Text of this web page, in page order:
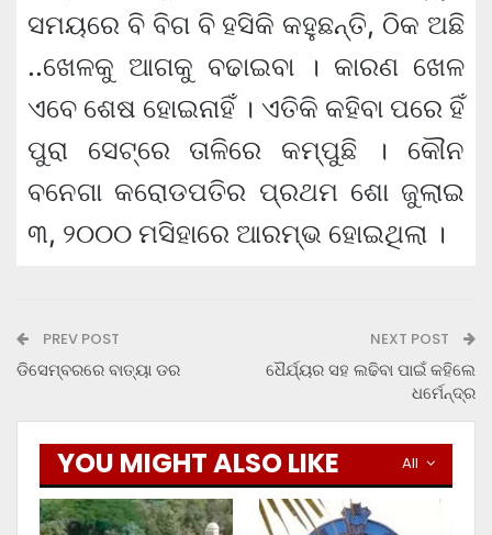
ସମୟରେ ବି ବିଗ ବି ହସିକି କହୁଛନ୍ତି, ଠିକ ଅଛି
..ଖେଳକୁ ଆଗକୁ ବଢାଇବା । କାରଣ ଖେଳ
ଏବେ ଶେଷ ହୋଇନାହିଁ । ଏତିକି କହିବା ପରେ ହିଁ
ପୁରା ସେଟ୍‌ରେ ତାଳିରେ କମ୍ପୁଛି । କୌନ
ବନେଗା କରୋଡପତିର ପ୍ରଥମ ଶୋ ଜୁଲାଇ
୩, ୨୦୦୦ ମସିହାରେ ଆରମ୍ଭ ହୋଇଥିଲା ।
PREV POST
ଡିସେମ୍ବରରେ ବାତ୍ୟା ଡର
NEXT POST
ଧୈର୍ଯ୍ୟର ସହ ଲଢିବା ପାଇଁ କହିଲେ
ଧର୍ମେନ୍ଦ୍ର
All
YOU MIGHT ALSO LIKE